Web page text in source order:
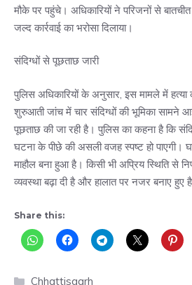
मौके पर पहुंचे। अधिकारियों ने परिजनों से
जल्द कार्रवाई का भरोसा दिलाया।
संदिग्धों से पूछताछ जारी
पुलिस अधिकारियों के अनुसार, इस मामले में
शुरुआती जांच में चार संदिग्धों की भूमिका सामने
पूछताछ की जा रही है। पुलिस का कहना है कि
घटना के पीछे की असली वजह स्पष्ट हो पाएगी।
माहौल बना हुआ है। किसी भी अप्रिय स्थिति से
व्यवस्था बढ़ा दी है और हालात पर नजर बनाए हुए
Share this:
Categories
Chhattisgarh